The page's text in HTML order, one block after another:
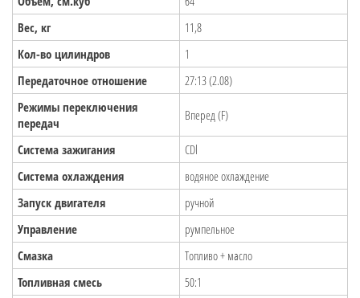
Вес, кг
11,8
Кол-во цилиндров
1
Передаточное отношение
27:13 (2.08)
Режимы переключения
передач
Вперед (F)
Система зажигания
CDl
Система охлаждения
водяное охлаждение
Запуск двигателя
ручной
Управление
румпельное
Смазка
Топливо + масло
Топливная смесь
50:1